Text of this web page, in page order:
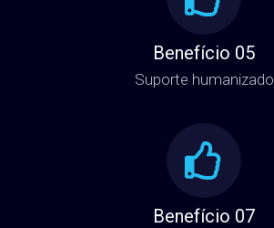
Benefício 05
Suporte humanizado
Benefício 07